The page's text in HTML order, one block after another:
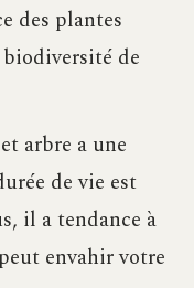
des plantes
de
arbre a une
de vie est
il a tendance à
envahir votre